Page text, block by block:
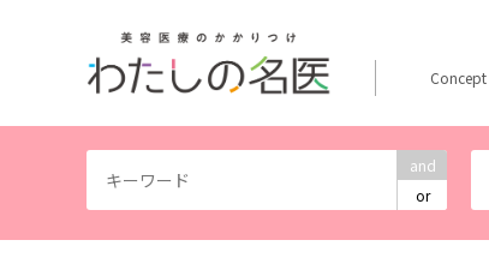
and
or
Concept